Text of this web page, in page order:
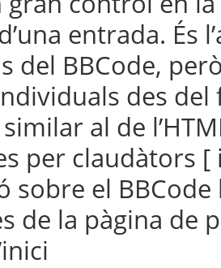
entrada. És
del BBCode,
des
al de
per claudàtors [
sobre el
de la pàgina de